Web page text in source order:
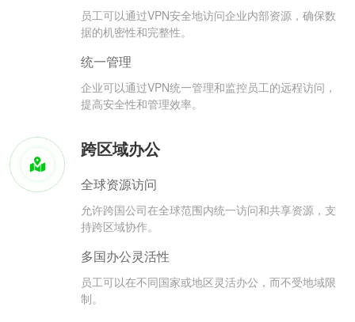
员工可以通过VPN安全地访问企业内部资源，确保数
据的机密性和完整性。
统一管理
企业可以通过VPN统一管理和监控员工的远程访问，
提高安全性和管理效率。
跨区域办公
全球资源访问
允许跨国公司在全球范围内统一访问和共享资源，支
持跨区域协作。
多国办公灵活性
员工可以在不同国家或地区灵活办公，而不受地域限
制。